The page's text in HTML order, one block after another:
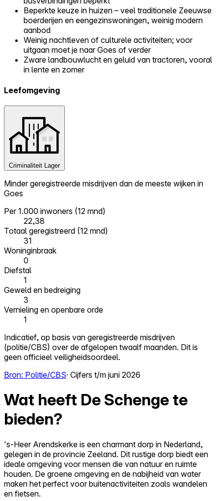
Beperkte keuze in huizen – veel traditionele Zeeuwse
boerderijen en eengezinswoningen, weinig modern
aanbod
Weinig nachtleven of culturele activiteiten; voor
uitgaan moet je naar Goes of verder
Zware landbouwlucht en geluid van tractoren, vooral
in lente en zomer
Leefomgeving
Criminaliteit Lager
Minder geregistreerde misdrijven dan de meeste wijken in
Goes
Per 1.000 inwoners (12 mnd)
22,38
Totaal geregistreerd (12 mnd)
31
Woninginbraak
0
Diefstal
1
Geweld en bedreiging
3
Vernieling en openbare orde
1
Indicatief, op basis van geregistreerde misdrijven
(politie/CBS) over de afgelopen twaalf maanden. Dit is
geen officieel veiligheidsoordeel.
Bron: Politie/CBS· Cijfers t/m juni 2026
Wat heeft De Schenge te
bieden?
's-Heer Arendskerke is een charmant dorp in Nederland,
gelegen in de provincie Zeeland. Dit rustige dorp biedt een
ideale omgeving voor mensen die van natuur en ruimte
houden. De groene omgeving en de nabijheid van water
maken het perfect voor buitenactiviteiten zoals wandelen
en fietsen.